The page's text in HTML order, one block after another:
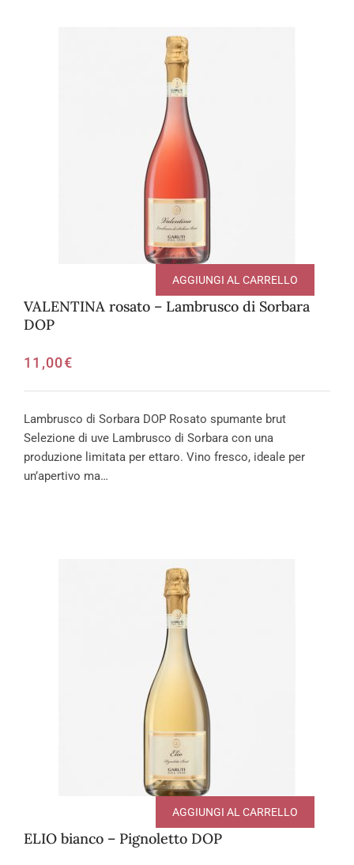
VALENTINA rosato – Lambrusco di Sorbara
DOP
11,00€
AGGIUNGI AL CARRELLO
Lambrusco di Sorbara DOP Rosato spumante brut
Selezione di uve Lambrusco di Sorbara con una
produzione limitata per ettaro. Vino fresco, ideale per
un’apertivo ma…
ELIO bianco – Pignoletto DOP
AGGIUNGI AL CARRELLO